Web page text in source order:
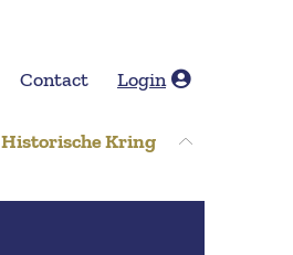
Contact Login
Historische Kring